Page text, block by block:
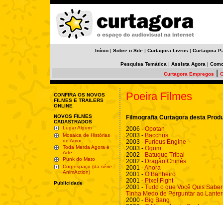
Início | Sobre o Site | Curtagora Livros | Curtagora
Pesquisa Temática | Assista Agora |
Curtagora Empregos
CONFIRA OS NOVOS
FILMES E TRAILERS
ONLINE
NOVOS FILMES
CADASTRADOS
Lugar Algum
Mosaica de Histórias
de Amor
Toda Merda Agora é
Arte
Punk do Mato
Corpespaço (da série
AnimAction)
Publicidade
Poeira Filmes
Filmografia Curtagora desta
2006 - Opotan
2003 - Bacchus
2003 - Furious Engine
2003 - Ogum
2002 - Batuque Tribal
2002 - Dragão Chinês
2001 -Ahora
2001 - O Banheiro
2001 - Pixel Fight
2001 - Tudo o que Você Quis
Tinha Medo de Perguntar ao
2000 - Big Bang